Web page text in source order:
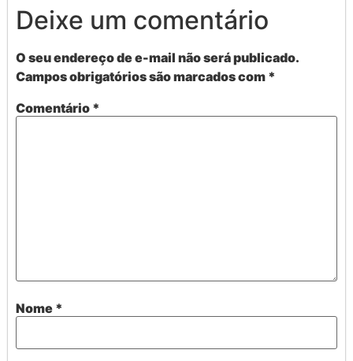
Deixe um comentário
O seu endereço de e-mail não será publicado.
Campos obrigatórios são marcados com *
Comentário *
Nome *